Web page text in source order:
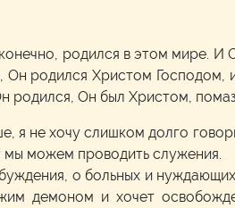
родился в этом мире.
Он родился Христом
родился, Он был Христом,
я не хочу слишком долго
мы можем проводить служения.
о больных и
демоном и хочет